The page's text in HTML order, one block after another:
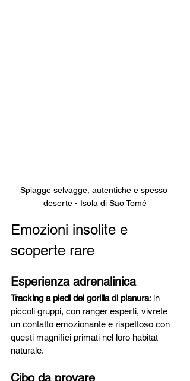
Spiagge selvagge, autentiche e spesso
deserte - Isola di Sao Tomé
Emozioni insolite e
scoperte rare
Esperienza adrenalinica
Tracking a piedi dei gorilla di pianura: in
piccoli gruppi, con ranger esperti, vivrete
un contatto emozionante e rispettoso con
questi magnifici primati nel loro habitat
naturale.